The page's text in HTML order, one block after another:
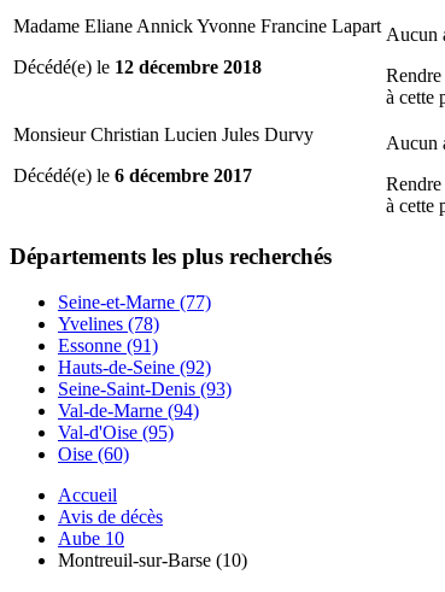
Madame Eliane Annick Yvonne Francine Lapart
Décédé(e) le 12 décembre 2018
Aucun
à cette
Monsieur Christian Lucien Jules Durvy
Décédé(e) le 6 décembre 2017
Aucun
à cette
Départements les plus recherchés
Seine-et-Marne (77)
Yvelines (78)
Essonne (91)
Hauts-de-Seine (92)
Seine-Saint-Denis (93)
Val-de-Marne (94)
Val-d'Oise (95)
Oise (60)
Accueil
Avis de décès
Aube 10
Montreuil-sur-Barse (10)